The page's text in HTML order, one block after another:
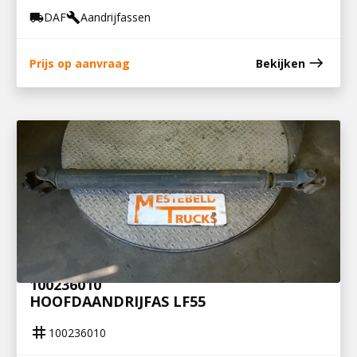
local_shippingDAFbuildAandrijfassen
Prijs op aanvraag Bekijken east
100236010
HOOFDAANDRIJFAS LF55
tag 100236010